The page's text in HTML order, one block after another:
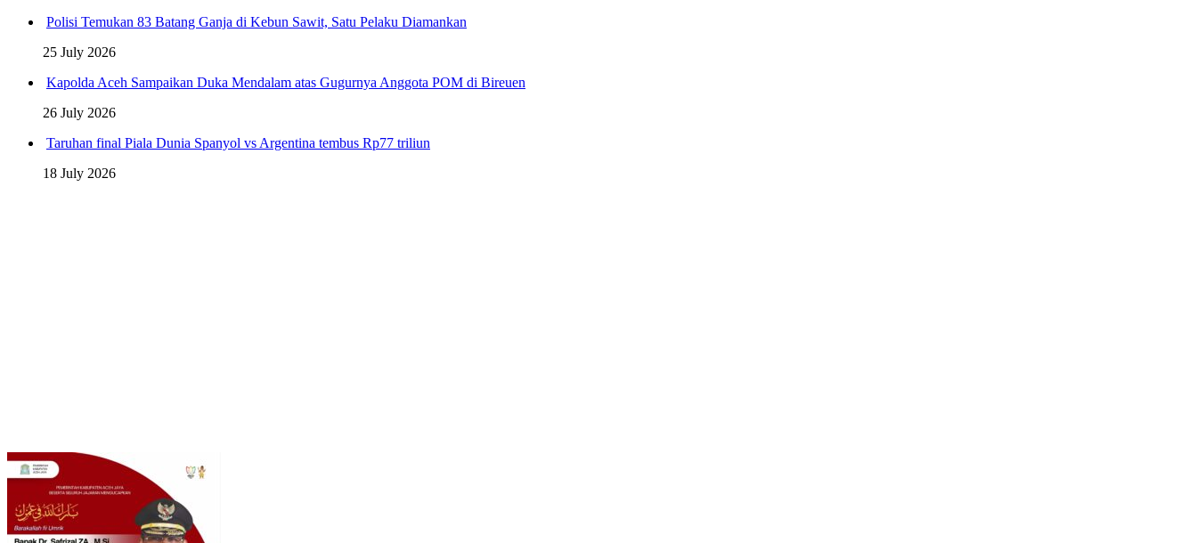
Polisi Temukan 83 Batang Ganja di Kebun Sawit, Satu Pelaku Diamankan
25 July 2026
Kapolda Aceh Sampaikan Duka Mendalam atas Gugurnya Anggota POM di Bireuen
26 July 2026
Taruhan final Piala Dunia Spanyol vs Argentina tembus Rp77 triliun
18 July 2026